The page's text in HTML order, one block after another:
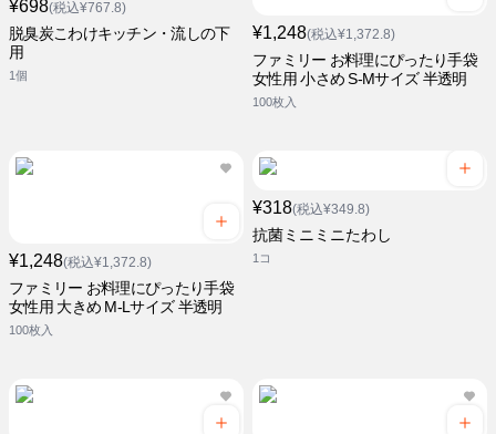
¥698(税込¥767.8)
脱臭炭こわけキッチン・流しの下
用
1個
¥1,248(税込¥1,372.8)
ファミリー お料理にぴったり手袋
女性用 小さめ S-Mサイズ 半透明
100枚入
¥1,248(税込¥1,372.8)
ファミリー お料理にぴったり手袋
女性用 大きめ M-Lサイズ 半透明
100枚入
¥318(税込¥349.8)
抗菌ミニミニたわし
1コ